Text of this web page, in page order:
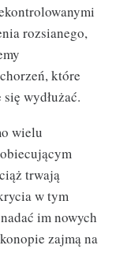
rozsianego,
które
wydłużać.
wielu
trwają
w tym
im nowych
zajmą na